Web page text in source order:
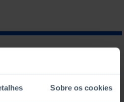
Sobre os cookies